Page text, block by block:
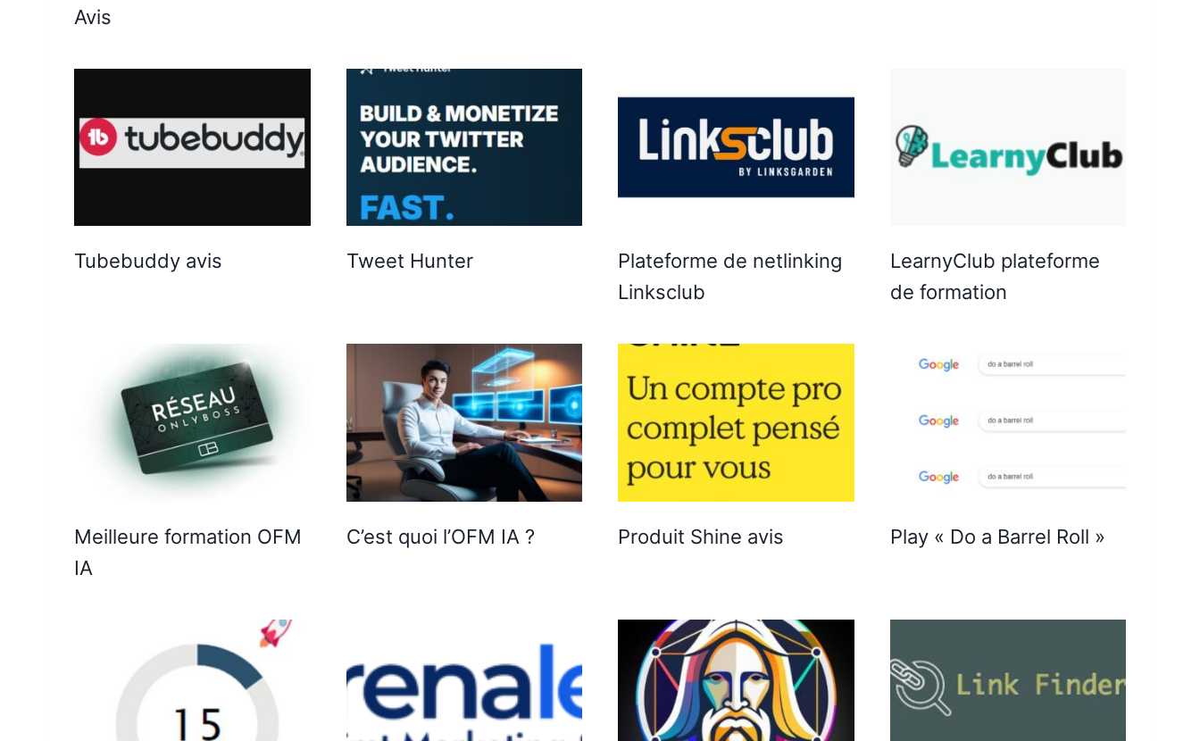
Avis
Tubebuddy avis Tweet Hunter
Plateforme de netlinking
Linksclub
LearnyClub plateforme
de formation
Meilleure formation OFM
IA
C’est quoi l’OFM IA ? Produit Shine avis Play « Do a Barrel Roll »